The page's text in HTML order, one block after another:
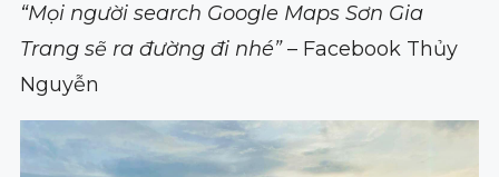
“Mọi người search Google Maps Sơn Gia
Trang sẽ ra đường đi nhé”– Facebook Thủy
Nguyễn